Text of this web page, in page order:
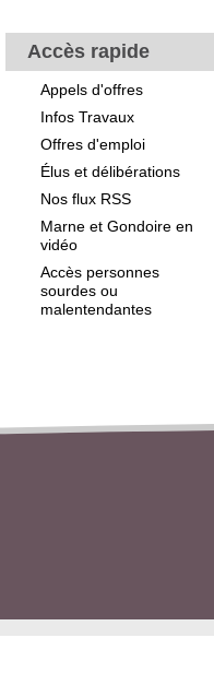
Accès rapide
Appels d'offres
Infos Travaux
Offres d'emploi
Élus et délibérations
Nos flux RSS
Marne et Gondoire en
vidéo
Accès personnes
sourdes ou
malentendantes